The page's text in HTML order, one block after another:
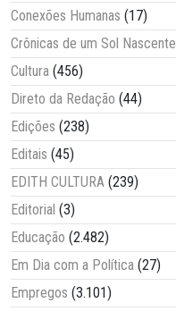
Conexões Humanas (17)
Crônicas de um Sol Nascente
Cultura (456)
Direto da Redação (44)
Edições (238)
Editais (45)
EDITH CULTURA (239)
Editorial (3)
Educação (2.482)
Em Dia com a Política (27)
Empregos (3.101)